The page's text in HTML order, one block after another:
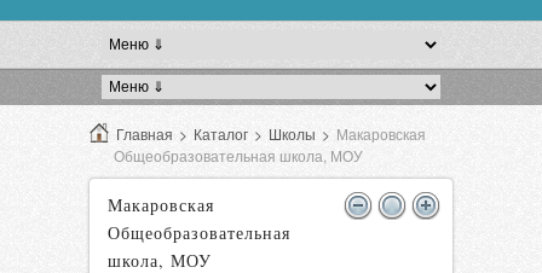
Главная > Каталог > Школы > Макаровская
Общеобразовательная школа, МОУ
Макаровская
Общеобразовательная
школа, МОУ